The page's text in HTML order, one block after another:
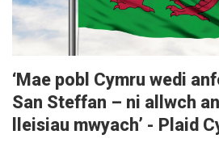
‘Mae pobl Cymru wedi
San Steffan – ni allwch
lleisiau mwyach’ - Plaid